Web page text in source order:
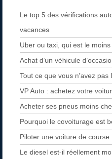
Le top 5 des vérifications
vacances
Uber ou taxi, qui est le
Achat d’un véhicule
Tout ce que vous n’avez
VP Auto : achetez votre
Acheter ses pneus moins
Pourquoi le covoiturage est
Piloter une voiture de
Le diesel est-il réellement